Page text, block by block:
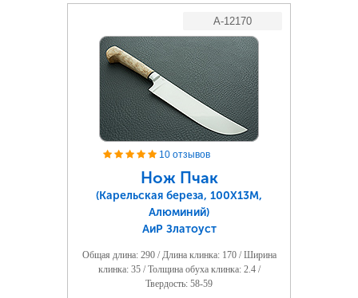
A-12170
10 отзывов
Нож Пчак
(Карельская береза, 100Х13М,
Алюминий)
АиР Златоуст
Общая длина: 290 / Длина клинка: 170 / Ширина
клинка: 35 / Толщина обуха клинка: 2.4 /
Твердость: 58-59